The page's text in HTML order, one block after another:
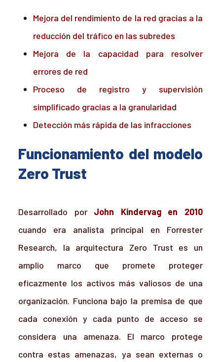
Mejora del rendimiento de la red gracias a la
reducción del tráfico en las subredes
Mejora de la capacidad para resolver
errores de red
Proceso de registro y supervisión
simplificado gracias a la granularidad
Detección más rápida de las infracciones
Funcionamiento del modelo
Zero Trust
Desarrollado por John Kindervag en 2010
cuando era analista principal en Forrester
Research, la arquitectura Zero Trust es un
amplio marco que promete proteger
eficazmente los activos más valiosos de una
organización. Funciona bajo la premisa de que
cada conexión y cada punto de acceso se
considera una amenaza. El marco protege
contra estas amenazas, ya sean externas o